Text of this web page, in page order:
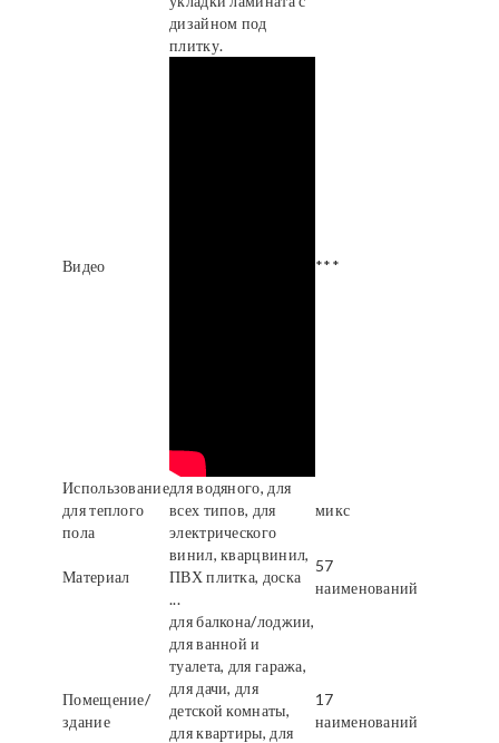
дизайном под
плитку.
Видео ***
Использование
для теплого
пола
для водяного, для
всех типов, для
электрического
микс
Материал
винил, кварцвинил,
ПВХ плитка, доска
...
57
наименований
Помещение/
здание
для балкона/лоджии,
для ванной и
туалета, для гаража,
для дачи, для
детской комнаты,
для квартиры, для
17
наименований